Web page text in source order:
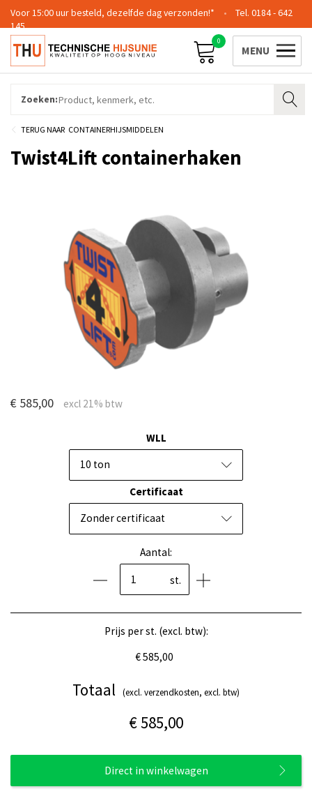
Voor 15:00 uur besteld, dezelfde dag verzonden!*
0184 - 642
145
0
Zoeken:
CONTAINERHIJSMIDDELEN
Twist4Lift containerhaken
€ 585,00
WLL
10 ton
Certificaat
Zonder certificaat
Aantal:
st.
Prijs per st. (excl. btw):
€ 585,00
Totaal (excl. verzendkosten, excl. btw)
€ 585,00
Direct in winkelwagen